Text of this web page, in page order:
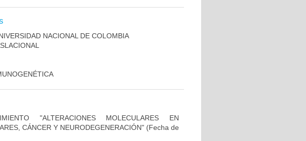
NACIONAL DE COLOMBIA
"ALTERACIONES MOLECULARES EN
CÁNCER Y NEURODEGENERACIÓN" (Fecha de